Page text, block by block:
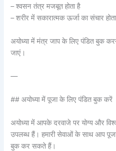
– श्वसन तंत्र मजबूत होता है
– शरीर में सकारात्मक ऊर्जा का संचार
अयोध्या में मंत्र जाप के लिए पंडित बुक
जाएं।
—
## अयोध्या में पूजा के लिए पंडित बुक करें
अयोध्या में आपके दरवाजे पर योग्य और
उपलब्ध हैं। हमारी सेवाओं के साथ आप
बुक कर सकते हैं।